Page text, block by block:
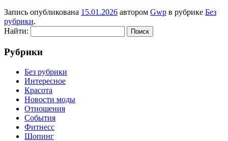
Запись опубликована 15.01.2026 автором Gwp в рубрике Без
рубрики.
Найти:
Рубрики
Без рубрики
Интересное
Красота
Новости моды
Отношения
События
Фитнесс
Шопинг